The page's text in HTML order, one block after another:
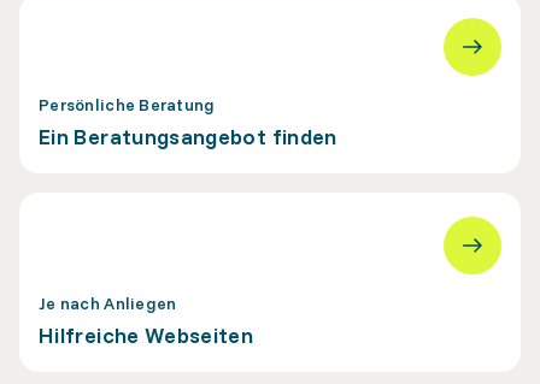
Persönliche Beratung
Ein Beratungsangebot finden
Je nach Anliegen
Hilfreiche Webseiten